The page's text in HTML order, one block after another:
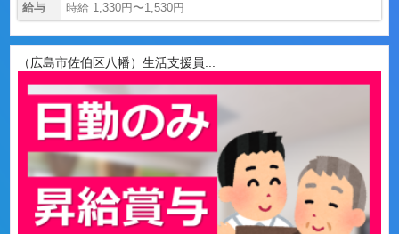
給与 時給 1,330円〜1,530円
（広島市佐伯区八幡）生活支援員...